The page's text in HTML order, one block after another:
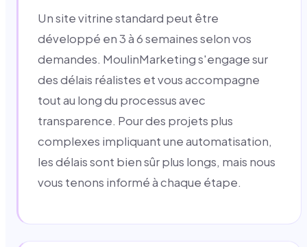
Un site vitrine standard peut être
développé en 3 à 6 semaines selon vos
demandes. MoulinMarketing s'engage sur
des délais réalistes et vous accompagne
tout au long du processus avec
transparence. Pour des projets plus
complexes impliquant une automatisation,
les délais sont bien sûr plus longs, mais nous
vous tenons informé à chaque étape.